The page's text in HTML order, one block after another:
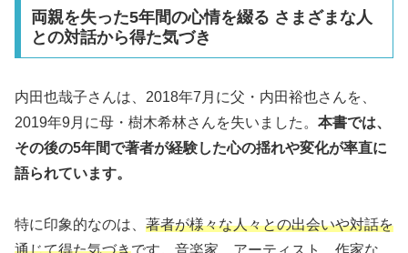
両親を失った5年間の心情を綴る さまざまな人
との対話から得た気づき
内田也哉子さんは、2018年7月に父・内田裕也さんを、
2019年9月に母・樹木希林さんを失いました。 本書では、
その後の5年間で著者が経験した心の揺れや変化が率直に
語られています。
特に印象的なのは、 著者が様々な人々との出会いや対話を